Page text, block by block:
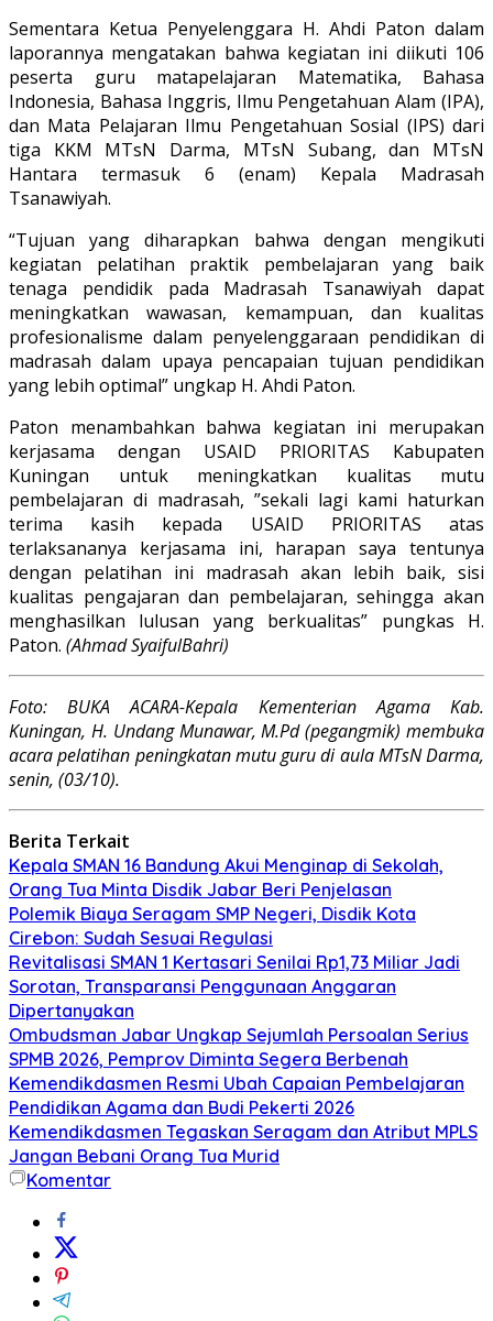
Sementara Ketua Penyelenggara H. Ahdi Paton dalam
laporannya mengatakan bahwa kegiatan ini diikuti 106
peserta guru matapelajaran Matematika, Bahasa
Indonesia, Bahasa Inggris, Ilmu Pengetahuan Alam (IPA),
dan Mata Pelajaran Ilmu Pengetahuan Sosial (IPS) dari
tiga KKM MTsN Darma, MTsN Subang, dan MTsN
Hantara termasuk 6 (enam) Kepala Madrasah
Tsanawiyah.
“Tujuan yang diharapkan bahwa dengan mengikuti
kegiatan pelatihan praktik pembelajaran yang baik
tenaga pendidik pada Madrasah Tsanawiyah dapat
meningkatkan wawasan, kemampuan, dan kualitas
profesionalisme dalam penyelenggaraan pendidikan di
madrasah dalam upaya pencapaian tujuan pendidikan
yang lebih optimal” ungkap H. Ahdi Paton.
Paton menambahkan bahwa kegiatan ini merupakan
kerjasama dengan USAID PRIORITAS Kabupaten
Kuningan untuk meningkatkan kualitas mutu
pembelajaran di madrasah, ”sekali lagi kami haturkan
terima kasih kepada USAID PRIORITAS atas
terlaksananya kerjasama ini, harapan saya tentunya
dengan pelatihan ini madrasah akan lebih baik, sisi
kualitas pengajaran dan pembelajaran, sehingga akan
menghasilkan lulusan yang berkualitas” pungkas H.
Paton. (Ahmad SyaifulBahri)
Foto: BUKA ACARA-Kepala Kementerian Agama Kab.
Kuningan, H. Undang Munawar, M.Pd (pegangmik) membuka
acara pelatihan peningkatan mutu guru di aula MTsN Darma,
senin, (03/10).
Berita Terkait
Kepala SMAN 16 Bandung Akui Menginap di Sekolah,
Orang Tua Minta Disdik Jabar Beri Penjelasan
Polemik Biaya Seragam SMP Negeri, Disdik Kota
Cirebon: Sudah Sesuai Regulasi
Revitalisasi SMAN 1 Kertasari Senilai Rp1,73 Miliar Jadi
Sorotan, Transparansi Penggunaan Anggaran
Dipertanyakan
Ombudsman Jabar Ungkap Sejumlah Persoalan Serius
SPMB 2026, Pemprov Diminta Segera Berbenah
Kemendikdasmen Resmi Ubah Capaian Pembelajaran
Pendidikan Agama dan Budi Pekerti 2026
Kemendikdasmen Tegaskan Seragam dan Atribut MPLS
Jangan Bebani Orang Tua Murid
Komentar